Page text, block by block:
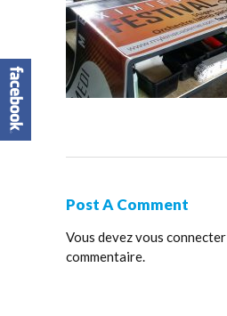
Post A Comment
Vous devezvous connecter
commentaire.